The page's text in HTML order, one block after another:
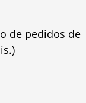
de pedidos de